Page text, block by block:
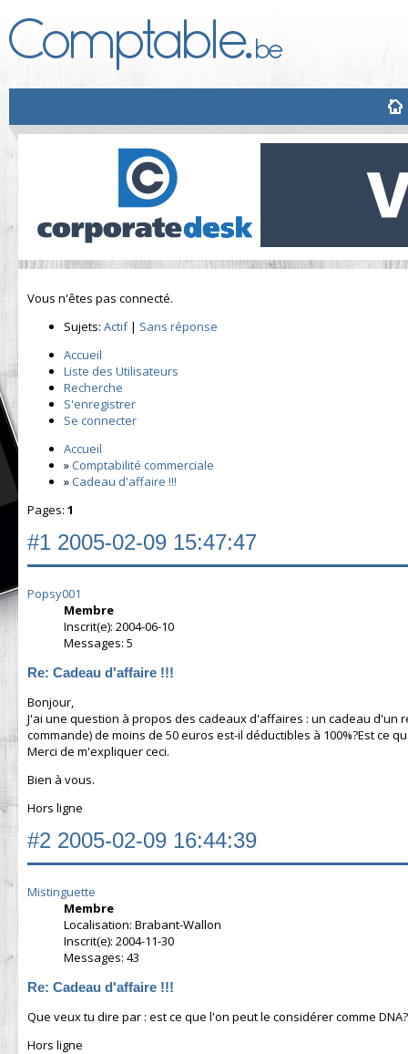
Vous n'êtes pas connecté.
Sujets: Actif| Sans réponse
Accueil
Liste des Utilisateurs
Recherche
S'enregistrer
Se connecter
Accueil
»Comptabilité commerciale
»Cadeau d'affaire !!!
Pages: 1
#1 2005-02-09 15:47:47
Popsy001
Membre
Inscrit(e): 2004-06-10
Messages: 5
Re: Cadeau d'affaire !!!
Bonjour,
J'ai une question à propos des cadeaux d'affaires : un cadeau
commande) de moins de 50 euros est-il déductibles à 100%?Est ce
Merci de m'expliquer ceci.
Bien à vous.
Hors ligne
#2 2005-02-09 16:44:39
Mistinguette
Membre
Localisation: Brabant-Wallon
Inscrit(e): 2004-11-30
Messages: 43
Re: Cadeau d'affaire !!!
Que veux tu dire par : est ce que l'on peut le considérer comme DNA?
Hors ligne